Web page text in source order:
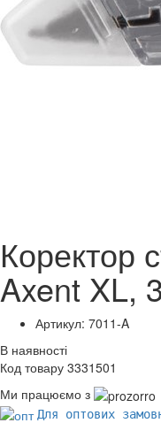
Коректор
Axent XL,
Артикул: 7011-A
В наявності
Код товару 3331501
Ми працюємо з
Для оптових